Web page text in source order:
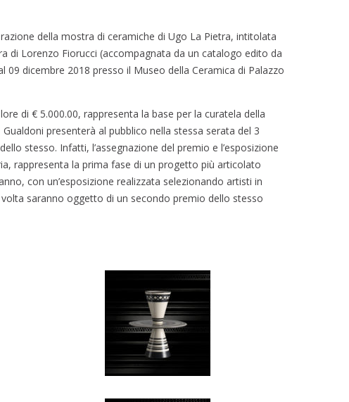
della mostra di ceramiche di Ugo La Pietra, intitolata
di Lorenzo Fiorucci (accompagnata da un catalogo edito da
09 dicembre 2018 presso il Museo della Ceramica di Palazzo
di € 5.000.00, rappresenta la base per la curatela della
presenterà al pubblico nella stessa serata del 3
stesso. Infatti, l’assegnazione del premio e l’esposizione
rappresenta la prima fase di un progetto più articolato
con un’esposizione realizzata selezionando artisti in
saranno oggetto di un secondo premio dello stesso